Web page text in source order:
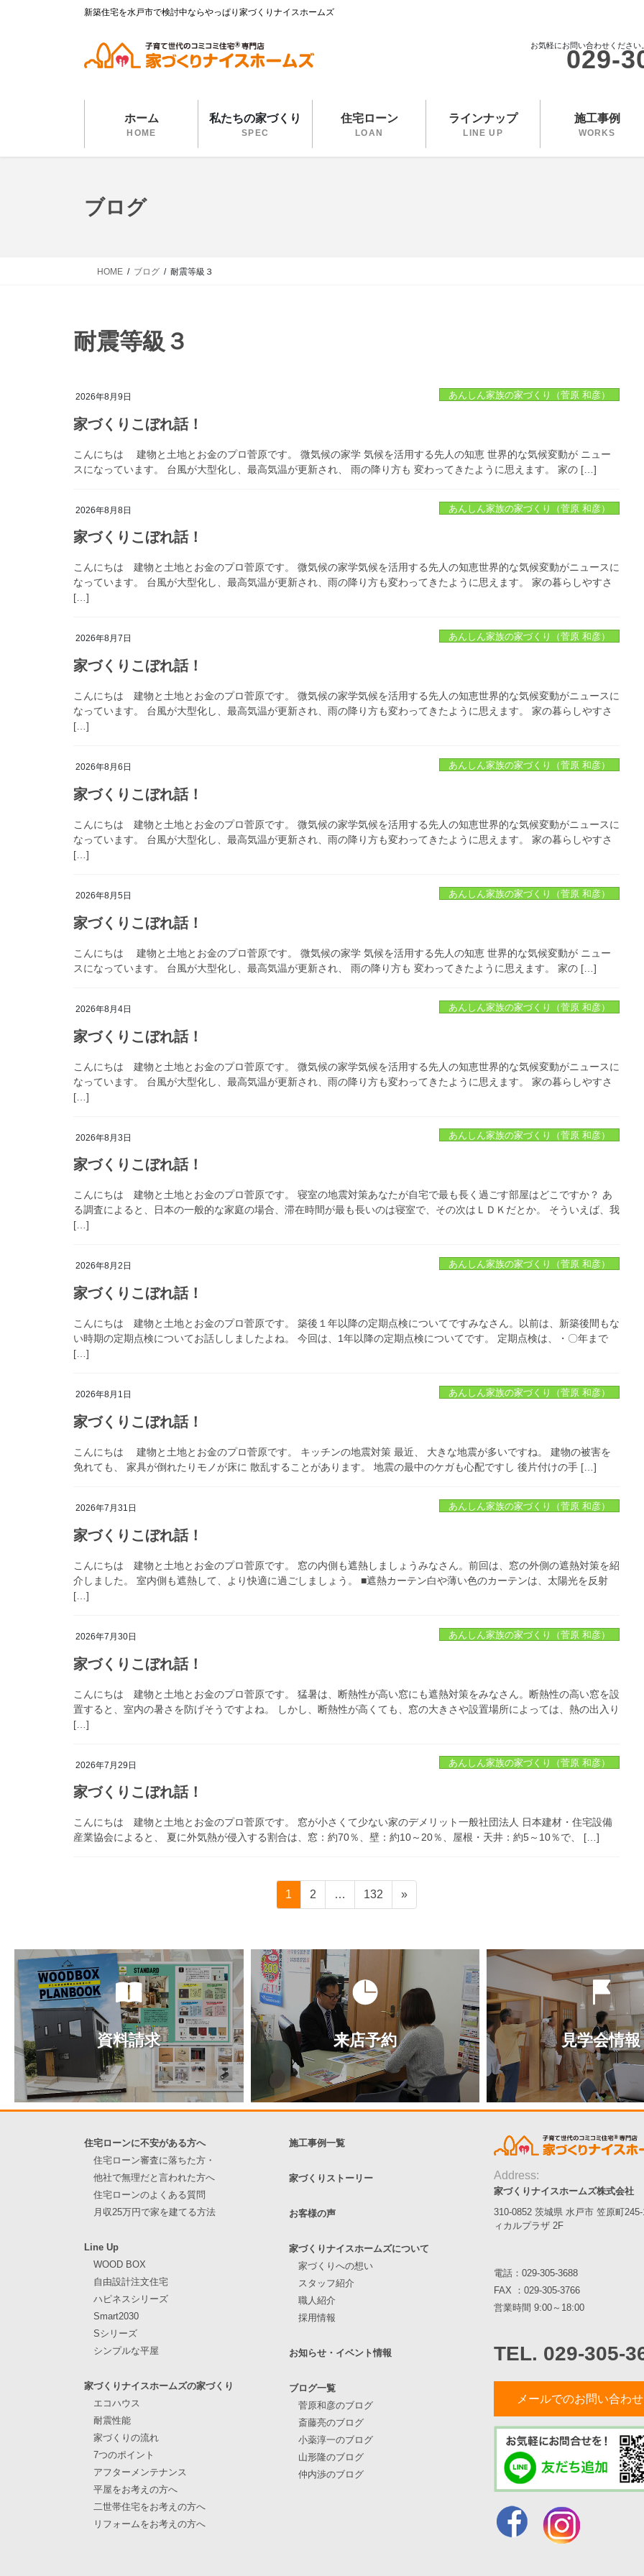
新築住宅を水戸市で検討中ならやっぱり家づくりナイスホームズ
お気軽にお問い合わせください
029-
ホーム
HOME
私たちの家づくり
SPEC
住宅ローン
LOAN
ラインナップ
LINE UP
施工事例
WORKS
ブログ
HOME ブログ 耐震等級３
耐震等級３
2026年8月9日 あんしん家族の家づくり（菅原 和彦）
家づくりこぼれ話！
こんにちは 建物と土地とお金のプロ菅原です。 微気候の家学 気候を活用する先人の知恵 世界的な気候変動が ニュー
スになっています。 台風が大型化し、最高気温が更新され、 雨の降り方も 変わってきたように思えます。 家の […]
2026年8月8日 あんしん家族の家づくり（菅原 和彦）
家づくりこぼれ話！
こんにちは 建物と土地とお金のプロ菅原です。 微気候の家学気候を活用する先人の知恵世界的な気候変動がニュースに
なっています。 台風が大型化し、最高気温が更新され、雨の降り方も変わってきたように思えます。 家の暮らしやすさ
[…]
2026年8月7日 あんしん家族の家づくり（菅原 和彦）
家づくりこぼれ話！
こんにちは 建物と土地とお金のプロ菅原です。 微気候の家学気候を活用する先人の知恵世界的な気候変動がニュースに
なっています。 台風が大型化し、最高気温が更新され、雨の降り方も変わってきたように思えます。 家の暮らしやすさ
[…]
2026年8月6日 あんしん家族の家づくり（菅原 和彦）
家づくりこぼれ話！
こんにちは 建物と土地とお金のプロ菅原です。 微気候の家学気候を活用する先人の知恵世界的な気候変動がニュースに
なっています。 台風が大型化し、最高気温が更新され、雨の降り方も変わってきたように思えます。 家の暮らしやすさ
[…]
2026年8月5日 あんしん家族の家づくり（菅原 和彦）
家づくりこぼれ話！
こんにちは 建物と土地とお金のプロ菅原です。 微気候の家学 気候を活用する先人の知恵 世界的な気候変動が ニュー
スになっています。 台風が大型化し、最高気温が更新され、 雨の降り方も 変わってきたように思えます。 家の […]
2026年8月4日 あんしん家族の家づくり（菅原 和彦）
家づくりこぼれ話！
こんにちは 建物と土地とお金のプロ菅原です。 微気候の家学気候を活用する先人の知恵世界的な気候変動がニュースに
なっています。 台風が大型化し、最高気温が更新され、雨の降り方も変わってきたように思えます。 家の暮らしやすさ
[…]
2026年8月3日 あんしん家族の家づくり（菅原 和彦）
家づくりこぼれ話！
こんにちは 建物と土地とお金のプロ菅原です。 寝室の地震対策あなたが自宅で最も長く過ごす部屋はどこですか？ あ
る調査によると、日本の一般的な家庭の場合、滞在時間が最も長いのは寝室で、その次はＬＤＫだとか。 そういえば、我
[…]
2026年8月2日 あんしん家族の家づくり（菅原 和彦）
家づくりこぼれ話！
こんにちは 建物と土地とお金のプロ菅原です。 築後１年以降の定期点検についてですみなさん。以前は、新築後間もな
い時期の定期点検についてお話ししましたよね。 今回は、1年以降の定期点検についてです。 定期点検は、・〇年まで
[…]
2026年8月1日 あんしん家族の家づくり（菅原 和彦）
家づくりこぼれ話！
こんにちは 建物と土地とお金のプロ菅原です。 キッチンの地震対策 最近、 大きな地震が多いですね。 建物の被害を
免れても、 家具が倒れたりモノが床に 散乱することがあります。 地震の最中のケガも心配ですし 後片付けの手 […]
2026年7月31日 あんしん家族の家づくり（菅原 和彦）
家づくりこぼれ話！
こんにちは 建物と土地とお金のプロ菅原です。 窓の内側も遮熱しましょうみなさん。前回は、窓の外側の遮熱対策を紹
介しました。 室内側も遮熱して、より快適に過ごしましょう。 ■遮熱カーテン白や薄い色のカーテンは、太陽光を反射
[…]
2026年7月30日 あんしん家族の家づくり（菅原 和彦）
家づくりこぼれ話！
こんにちは 建物と土地とお金のプロ菅原です。 猛暑は、断熱性が高い窓にも遮熱対策をみなさん。断熱性の高い窓を設
置すると、室内の暑さを防げそうですよね。 しかし、断熱性が高くても、窓の大きさや設置場所によっては、熱の出入り
[…]
2026年7月29日 あんしん家族の家づくり（菅原 和彦）
家づくりこぼれ話！
こんにちは 建物と土地とお金のプロ菅原です。 窓が小さくて少ない家のデメリット一般社団法人 日本建材・住宅設備
産業協会によると、 夏に外気熱が侵入する割合は、窓：約70％、壁：約10～20％、屋根・天井：約5～10％で、 […]
ペ
ー
ジ
送
ペ
ー
1
ペ
ー
2 …
ペ
ー
132 »
資料請求 来店予約 見学会情報
住宅ローンに不安がある方へ
住宅ローン審査に落ちた方・
他社で無理だと言われた方へ
住宅ローンのよくある質問
月収25万円で家を建てる方法
Line Up
WOOD BOX
自由設計注文住宅
ハピネスシリーズ
Smart2030
Sシリーズ
シンプルな平屋
家づくりナイスホームズの家づくり
エコハウス
耐震性能
家づくりの流れ
7つのポイント
アフターメンテナンス
平屋をお考えの方へ
二世帯住宅をお考えの方へ
リフォームをお考えの方へ
施工事例一覧
家づくりストーリー
お客様の声
家づくりナイスホームズについて
家づくりへの想い
スタッフ紹介
職人紹介
採用情報
お知らせ・イベント情報
ブログ一覧
菅原和彦のブログ
斎藤亮のブログ
小薬淳一のブログ
山形隆のブログ
仲内渉のブログ
Address:
家づくりナイスホームズ株式会社
310-0852 茨城県 水戸市 笠原町
ィカルプラザ 2F
電話： 029-305-3688
FAX ：029-305-3766
営業時間 9:00～18:00
TEL. 029-305-
メールでのお問い合わせ